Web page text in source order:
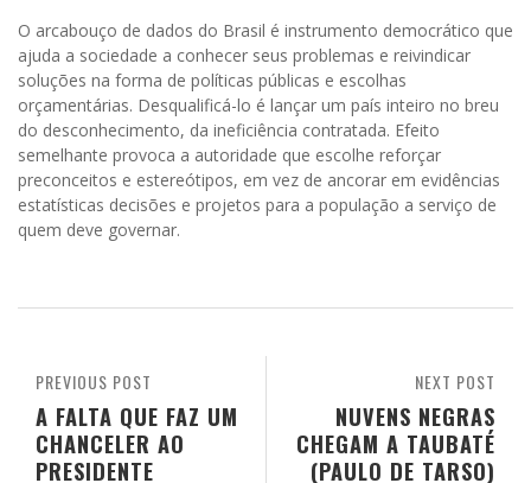
O arcabouço de dados do Brasil é instrumento democrático que
ajuda a sociedade a conhecer seus problemas e reivindicar
soluções na forma de políticas públicas e escolhas
orçamentárias. Desqualificá-lo é lançar um país inteiro no breu
do desconhecimento, da ineficiência contratada. Efeito
semelhante provoca a autoridade que escolhe reforçar
preconceitos e estereótipos, em vez de ancorar em evidências
estatísticas decisões e projetos para a população a serviço de
quem deve governar.
NEXT POST
NUVENS NEGRAS
CHEGAM A TAUBATÉ
(PAULO DE TARSO)
PREVIOUS POST
A FALTA QUE FAZ UM
CHANCELER AO
PRESIDENTE